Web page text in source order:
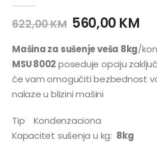
622,00KM 560,00 KM
Mašina za sušenje veša 8kg/
MSU 8002poseduje opciju
će vam omogućiti bezbednost
nalaze u blizini mašini
Tip Kondenzaciona
Kapacitet sušenja u kg: 8kg